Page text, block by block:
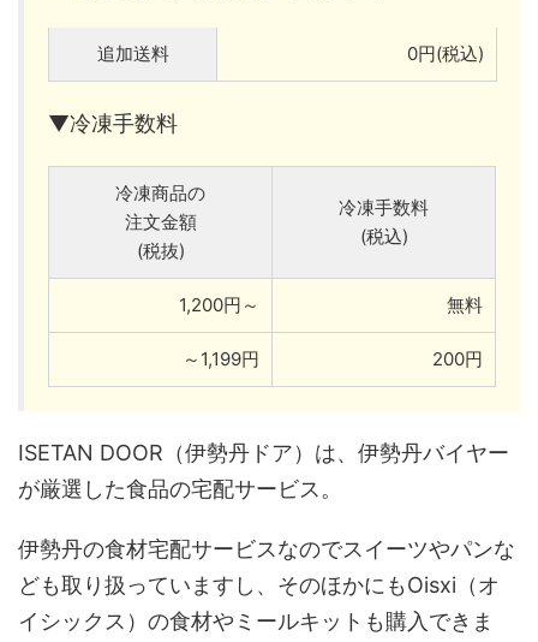
追加送料 0円(税込)
▼冷凍手数料
冷凍商品の
注文金額
(税抜)
冷凍手数料
(税込)
1,200円～ 無料
～1,199円 200円
ISETAN DOOR（伊勢丹ドア）は、伊勢丹バイヤー
が厳選した食品の宅配サービス。
伊勢丹の食材宅配サービスなのでスイーツやパンな
ども取り扱っていますし、そのほかにもOisxi（オ
イシックス）の食材やミールキットも購入できま